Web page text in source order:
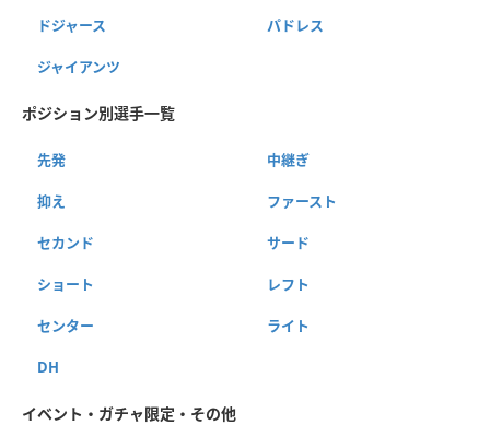
ドジャース パドレス
ジャイアンツ
ポジション別選手一覧
先発 中継ぎ
抑え ファースト
セカンド サード
ショート レフト
センター ライト
DH
イベント・ガチャ限定・その他